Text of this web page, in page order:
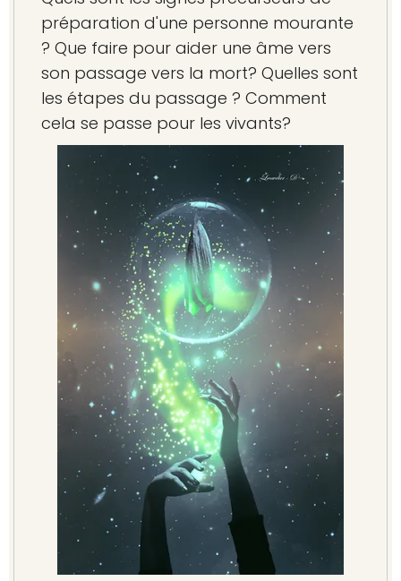
préparation d'une personne mourante
? Que faire pour aider une âme vers
son passage vers la mort? Quelles sont
les étapes du passage ? Comment
cela se passe pour les vivants?